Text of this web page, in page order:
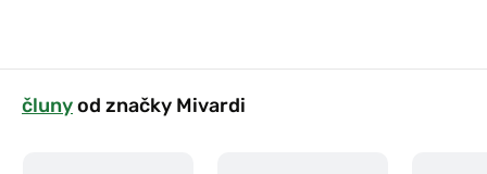
člunyod značky Mivardi